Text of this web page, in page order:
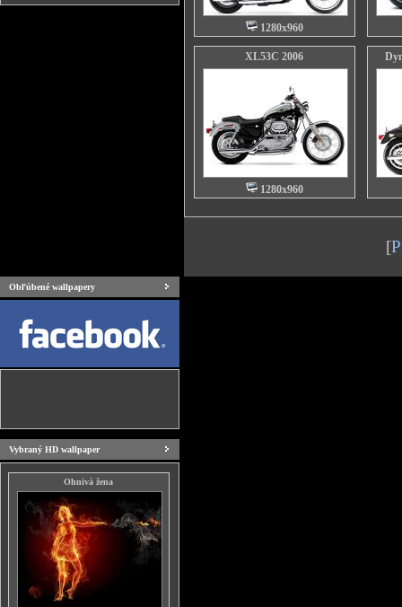
1280x960
XL53C 2006
1280x960
[
Obľúbené wallpapery
Vybraný HD wallpaper
Ohnivá žena